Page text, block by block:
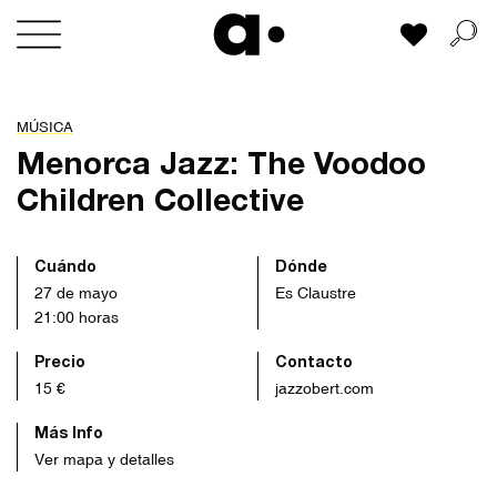
Skip
Mi lista
MÚSICA
Menorca Jazz: The Voodoo
Children Collective
Cuándo
27 de mayo
21:00 horas
Dónde
Es Claustre
Precio
15 €
Contacto
jazzobert.com
Más Info
Ver mapa y detalles